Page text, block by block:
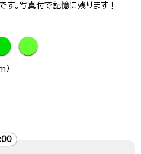
す。写真付で記憶に残ります！
●